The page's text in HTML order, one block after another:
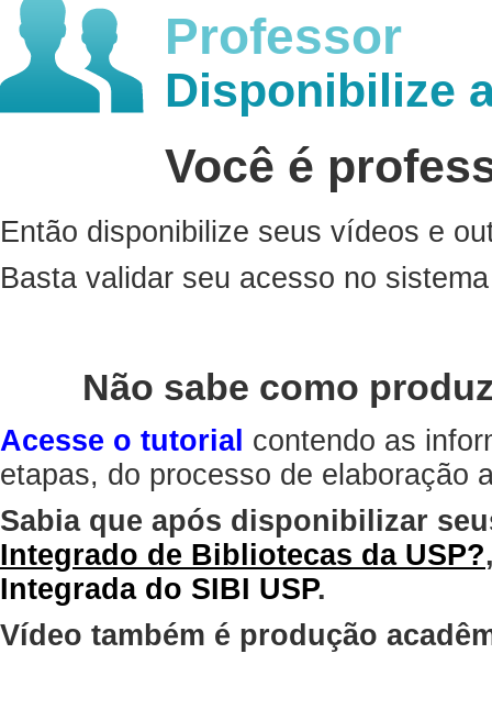
Professor
Disponibilize
Você é
Então disponibilize seus vídeos e
Basta validar seu acesso no
Não sabe como
Acesse o tutorial contendo as
etapas, do processo de elaboração
Sabia que após disponibilizar
Integrado de Bibliotecas da USP?
Integrada do SIBI USP.
Vídeo também é produção